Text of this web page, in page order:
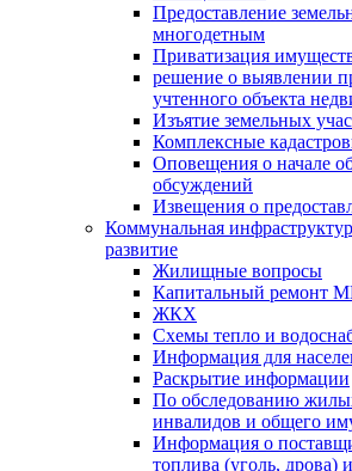
Предоставление
многодетным
Приватизация
решение о выявлении
учтенного объекта
Изъятие земельных
Комплексные
Оповещения о начале
обсуждений
Извещения о
Коммунальная
развитие
Жилищные вопросы
Капитальный ремонт
ЖКХ
Схемы тепло и
Информация для
Раскрытие информации
По обследованию
инвалидов и общего
Информация о
топлива (уголь, дрова) и